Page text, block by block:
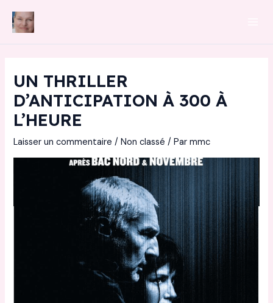
UN THRILLER
D’ANTICIPATION À 300 À
L’HEURE
Laisser un commentaire /Non classé / Parmmc